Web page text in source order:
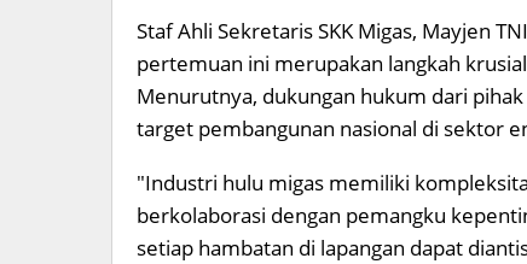
Staf Ahli Sekretaris SKK Migas, Mayjen
pertemuan ini merupakan langkah
Menurutnya, dukungan hukum dari
target pembangunan nasional di sektor
"Industri hulu migas memiliki
berkolaborasi dengan pemangku
setiap hambatan di lapangan dapat